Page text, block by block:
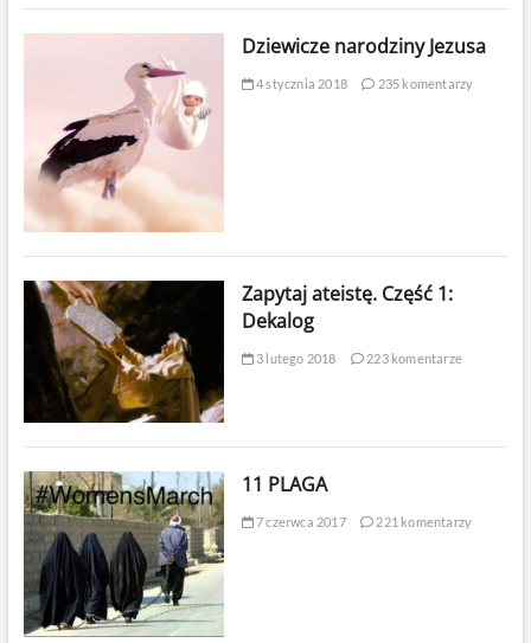
Dziewicze narodziny Jezusa
4 stycznia 2018 235 komentarzy
Zapytaj ateistę. Część 1:
Dekalog
3 lutego 2018 223 komentarze
11 PLAGA
7 czerwca 2017 221 komentarzy